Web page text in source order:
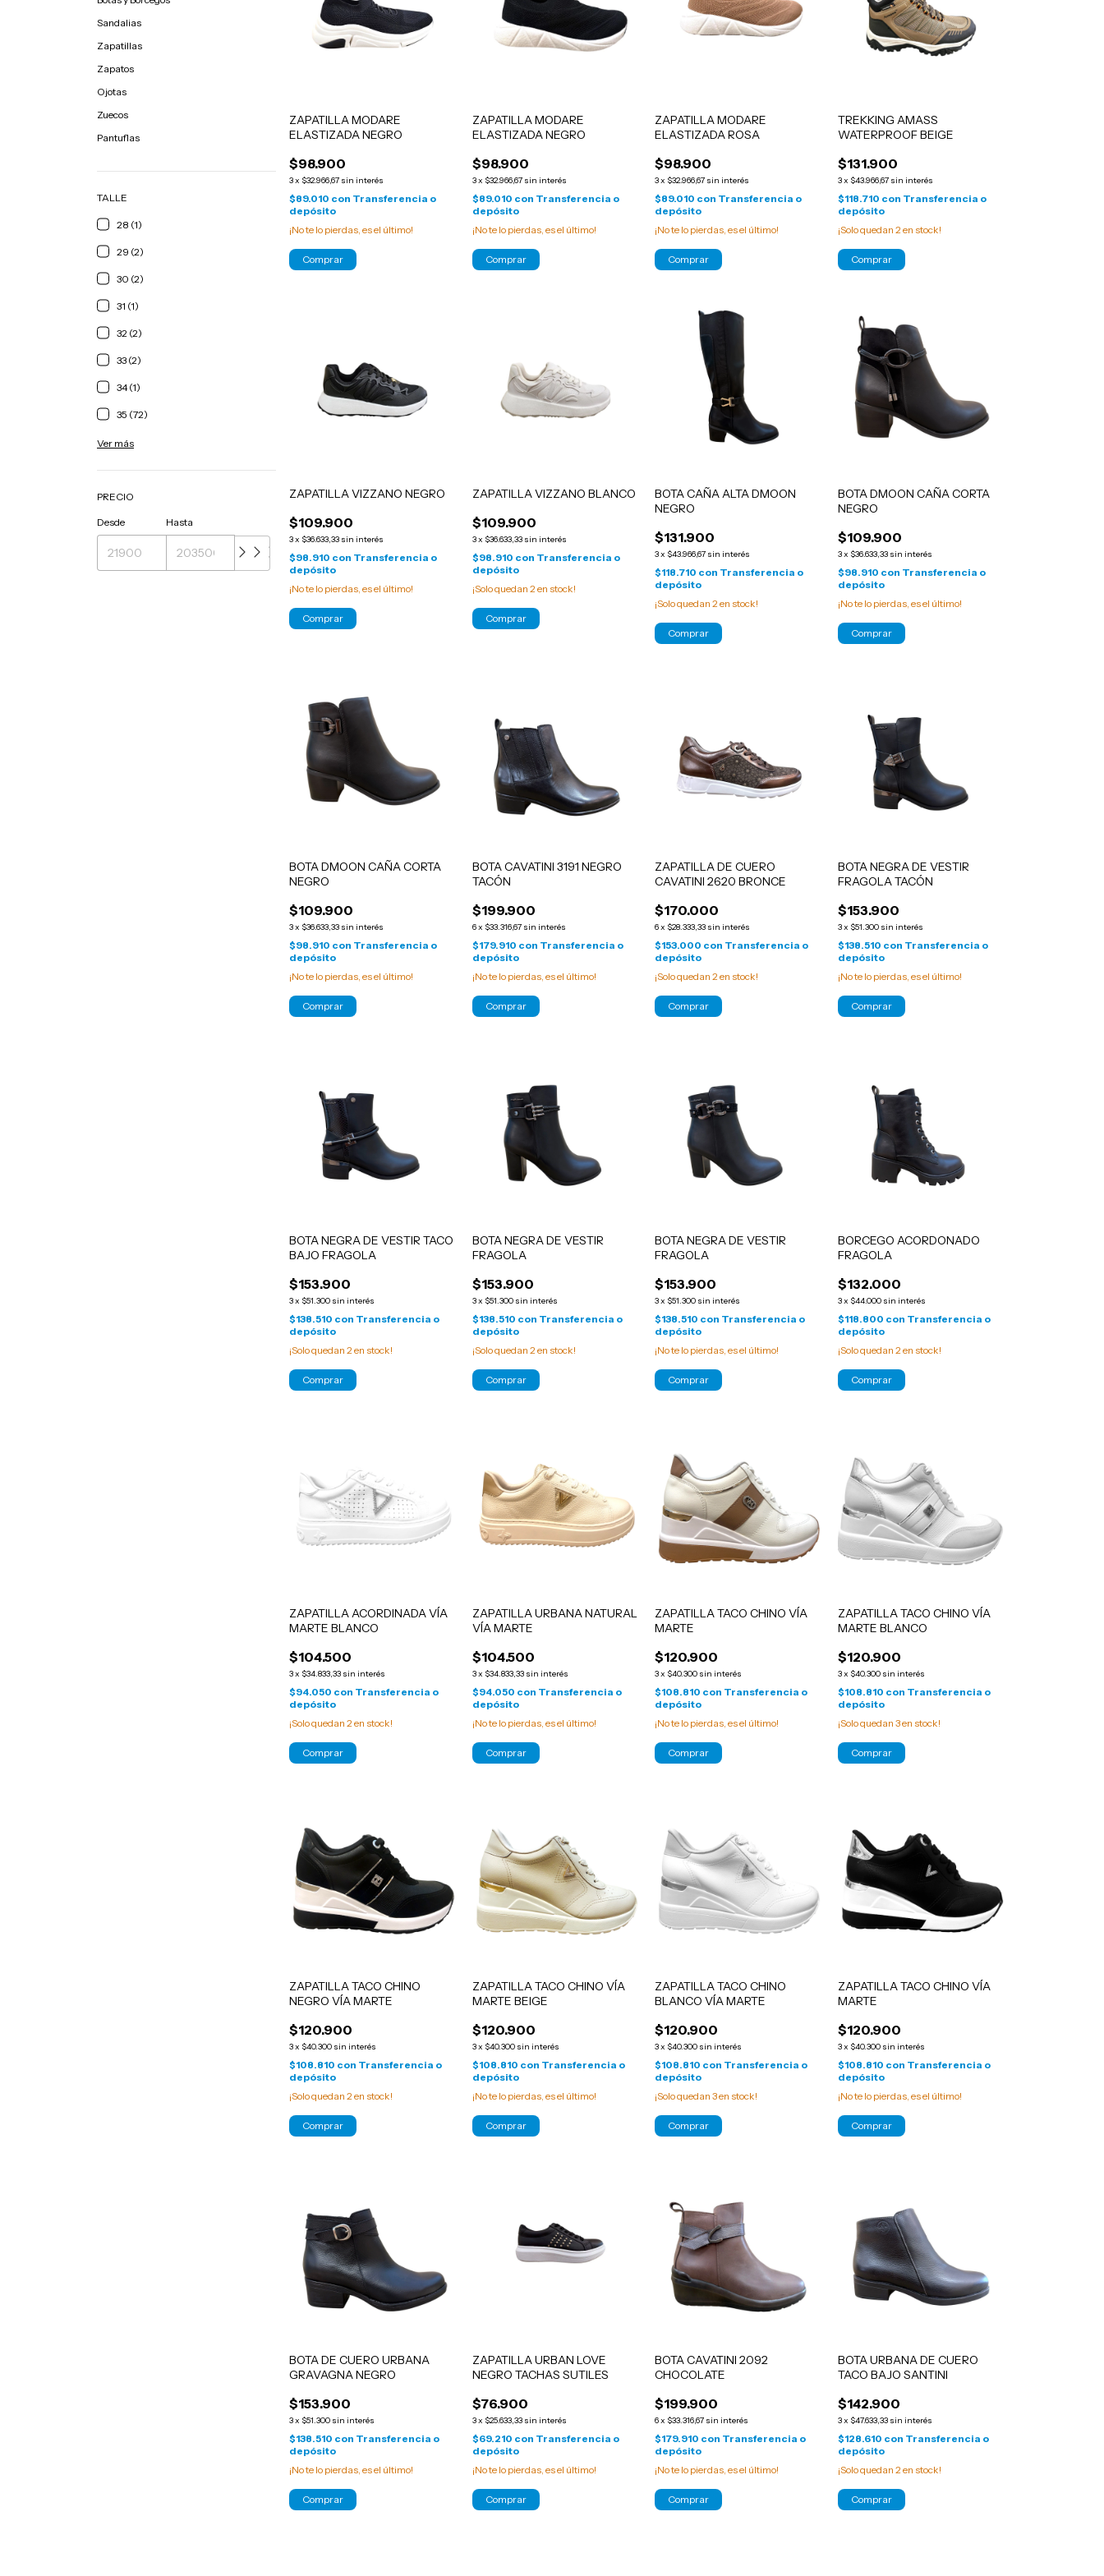
Sandalias
Zapatillas
Zapatos
Ojotas
Zuecos
Pantuflas
TALLE
28 (1)
29 (2)
30 (2)
31 (1)
32 (2)
33 (2)
34 (1)
35 (72)
Ver más
PRECIO
Desde Hasta
ZAPATILLA MODARE
ELASTIZADA NEGRO
$98.900
3x $32.966,67 sin interés
$89.010 con Transferencia o
depósito
¡No te lo pierdas, es el último!
Comprar
ZAPATILLA MODARE
ELASTIZADA NEGRO
$98.900
3x $32.966,67 sin interés
$89.010 con Transferencia o
depósito
¡No te lo pierdas, es el último!
Comprar
ZAPATILLA MODARE
ELASTIZADA ROSA
$98.900
3x $32.966,67 sin interés
$89.010 con Transferencia o
depósito
¡No te lo pierdas, es el último!
Comprar
TREKKING AMASS
WATERPROOF BEIGE
$131.900
3x $43.966,67 sin interés
$118.710 con Transferencia o
depósito
¡Solo quedan 2en stock!
Comprar
ZAPATILLA VIZZANO NEGRO
$109.900
3x $36.633,33 sin interés
$98.910 con Transferencia o
depósito
¡No te lo pierdas, es el último!
Comprar
ZAPATILLA VIZZANO BLANCO
$109.900
3x $36.633,33 sin interés
$98.910 con Transferencia o
depósito
¡Solo quedan 2 en stock!
Comprar
BOTA CAÑA ALTA DMOON
NEGRO
$131.900
3x $43.966,67 sin interés
$118.710 con Transferencia o
depósito
¡Solo quedan2 en stock!
Comprar
BOTA DMOON CAÑA CORTA
NEGRO
$109.900
3x $36.633,33 sin interés
$98.910 con Transferencia o
depósito
¡No te lo pierdas, es el último!
Comprar
BOTA DMOON CAÑA CORTA
NEGRO
$109.900
3x $36.633,33 sin interés
$98.910 con Transferencia o
depósito
¡No te lo pierdas, es el último!
Comprar
BOTA CAVATINI 3191 NEGRO
TACÓN
$199.900
6x $33.316,67 sin interés
$179.910 con Transferencia o
depósito
¡No te lo pierdas, es el último!
Comprar
ZAPATILLA DE CUERO
CAVATINI 2620 BRONCE
$170.000
6x $28.333,33 sin interés
$153.000 con Transferencia o
depósito
¡Solo quedan2en stock!
Comprar
BOTA NEGRA DE VESTIR
FRAGOLA TACÓN
$153.900
3x $51.300 sin interés
$138.510 con Transferencia o
depósito
¡No te lo pierdas, es el último!
Comprar
BOTA NEGRA DE VESTIR TACO
BAJO FRAGOLA
$153.900
3x $51.300 sin interés
$138.510 con Transferencia o
depósito
¡Solo quedan2 en stock!
Comprar
BOTA NEGRA DE VESTIR
FRAGOLA
$153.900
3x $51.300 sin interés
$138.510 con Transferencia o
depósito
¡Solo quedan 2 en stock!
Comprar
BOTA NEGRA DE VESTIR
FRAGOLA
$153.900
3x $51.300 sin interés
$138.510 con Transferencia o
depósito
¡No te lo pierdas, es el último!
Comprar
BORCEGO ACORDONADO
FRAGOLA
$132.000
3x $44.000 sin interés
$118.800 con Transferencia o
depósito
¡Solo quedan 2 en stock!
Comprar
ZAPATILLA ACORDINADA VÍA
MARTE BLANCO
$104.500
3x $34.833,33 sin interés
$94.050 con Transferencia o
depósito
¡Solo quedan2 en stock!
Comprar
ZAPATILLA URBANA NATURAL
VÍA MARTE
$104.500
3x $34.833,33 sin interés
$94.050 con Transferencia o
depósito
¡No te lo pierdas, es el último!
Comprar
ZAPATILLA TACO CHINO VÍA
MARTE
$120.900
3x $40.300 sin interés
$108.810 con Transferencia o
depósito
¡No te lo pierdas, es el último!
Comprar
ZAPATILLA TACO CHINO VÍA
MARTE BLANCO
$120.900
3x $40.300 sin interés
$108.810 con Transferencia o
depósito
¡Solo quedan 3en stock!
Comprar
ZAPATILLA TACO CHINO
NEGRO VÍA MARTE
$120.900
3x $40.300 sin interés
$108.810 con Transferencia o
depósito
¡Solo quedan2en stock!
Comprar
ZAPATILLA TACO CHINO VÍA
MARTE BEIGE
$120.900
3x $40.300 sin interés
$108.810 con Transferencia o
depósito
¡No te lo pierdas, es el último!
Comprar
ZAPATILLA TACO CHINO
BLANCO VÍA MARTE
$120.900
3x $40.300 sin interés
$108.810 con Transferencia o
depósito
¡Solo quedan3en stock!
Comprar
ZAPATILLA TACO CHINO VÍA
MARTE
$120.900
3x $40.300 sin interés
$108.810 con Transferencia o
depósito
¡No te lo pierdas, es el último!
Comprar
BOTA DE CUERO URBANA
GRAVAGNA NEGRO
$153.900
3x $51.300 sin interés
$138.510 con Transferencia o
depósito
¡No te lo pierdas, es el último!
Comprar
ZAPATILLA URBAN LOVE
NEGRO TACHAS SUTILES
$76.900
3x $25.633,33 sin interés
$69.210 con Transferencia o
depósito
¡No te lo pierdas, es el último!
Comprar
BOTA CAVATINI 2092
CHOCOLATE
$199.900
6x $33.316,67 sin interés
$179.910 con Transferencia o
depósito
¡No te lo pierdas, es el último!
Comprar
BOTA URBANA DE CUERO
TACO BAJO SANTINI
$142.900
3x $47.633,33 sin interés
$128.610 con Transferencia o
depósito
¡Solo quedan 2 en stock!
Comprar